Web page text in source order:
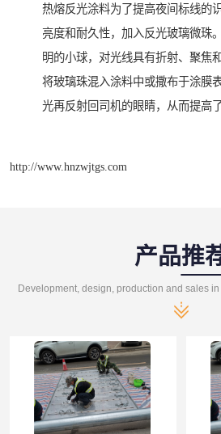
热熔反光涂料为了提高夜间标线的
亮度和耐久性，加入反光玻璃微珠
明的小球，对光线具有折射、聚焦
将玻璃珠混入涂料中或撒布于涂膜
光再反射回司机的眼睛，从而提高
http://www.hnzwjtgs.com
产品推